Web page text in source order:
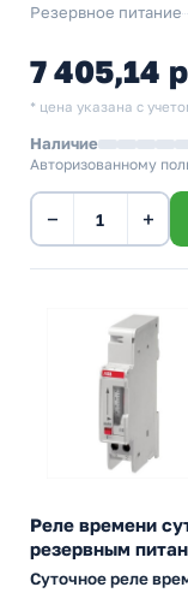
Резервное питание
7 405,14
* цена указана с
Наличие
Авторизованному
− +
Реле времени
резервным
Суточное реле